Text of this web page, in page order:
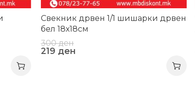
Свекник дрвен 1/1 шишарки дрвен
бел 18х18см
300ден
219 ден